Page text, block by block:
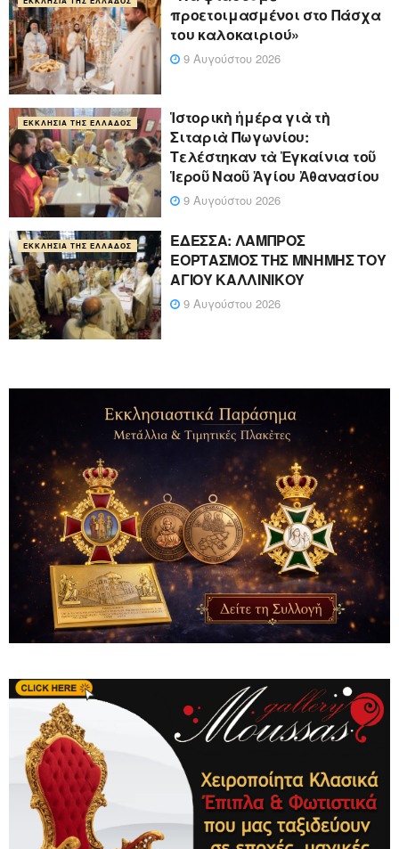
προετοιμασμένοι στο Πάσχα
του καλοκαιριού»
9 Αυγούστου 2026
ΕΚΚΛΗΣΊΑ ΤΗΣ ΕΛΛΆΔΟΣ
Ἱστορικὴ ἡμέρα γιὰ τὴ
Σιταριὰ Πωγωνίου:
Τελέστηκαν τὰ Ἐγκαίνια τοῦ
Ἱεροῦ Ναοῦ Ἁγίου Ἀθανασίου
9 Αυγούστου 2026
ΕΚΚΛΗΣΊΑ ΤΗΣ ΕΛΛΆΔΟΣ
ΕΔΕΣΣΑ: ΛΑΜΠΡΟΣ
ΕΟΡΤΑΣΜΟΣ ΤΗΣ ΜΝΗΜΗΣ ΤΟΥ
ΑΓΙΟΥ ΚΑΛΛΙΝΙΚΟΥ
9 Αυγούστου 2026